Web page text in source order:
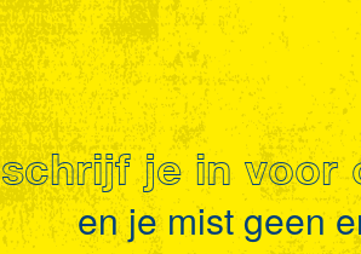
schrijf je in voor
en je mist geen